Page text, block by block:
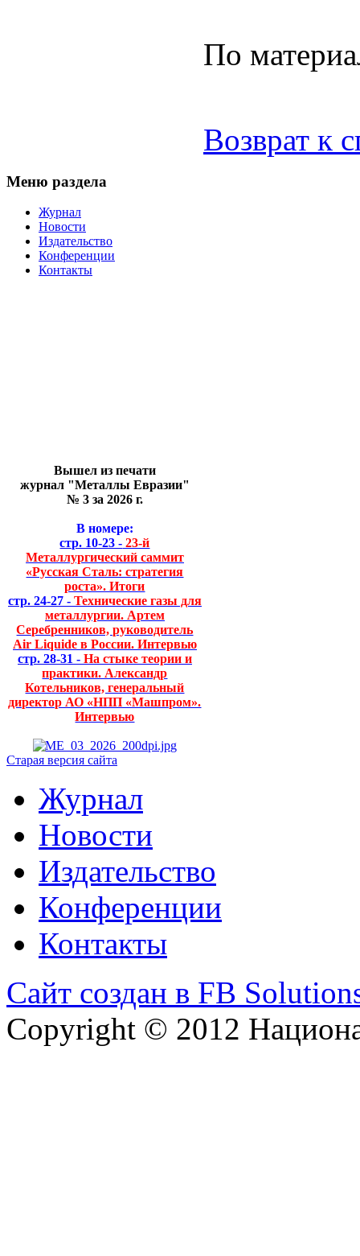
По
Возврат к
Меню раздела
Журнал
Новости
Издательство
Конференции
Контакты
Вышел из печати
журнал "Металлы Евразии"
№ 3 за 2026 г.
В номере:
стр. 10-23 - 23-й
Металлургический саммит
«Русская Сталь: стратегия
роста». Итоги
стр. 24-27 - Технические газы для
металлургии. Артем
Серебренников, руководитель
Air Liquide в России. Интервью
стр. 28-31 - На стыке теории и
практики. Александр
Котельников, генеральный
директор АО «НПП «Машпром».
Интервью
Старая версия сайта
Журнал
Новости
Издательство
Конференции
Контакты
Сайт создан в FB
Copyright © 2012